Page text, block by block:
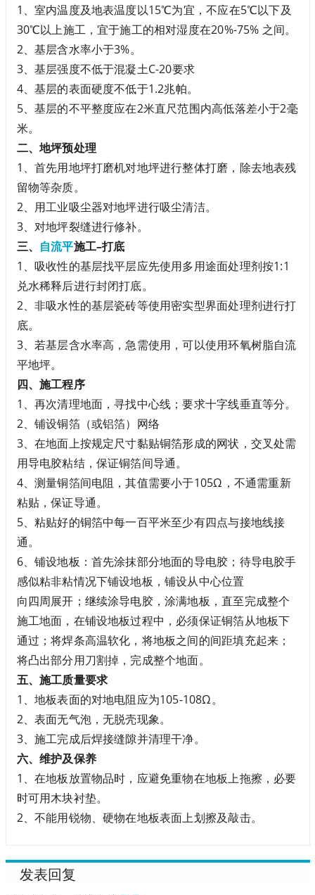
1、室内温度及地表温度以15℃为宜，不应在5℃以下及
30℃以上施工，宜于施工的相对湿度在20%-75% 之间。
2、基层含水率小于3%。
3、基层强度不低于混凝土C-20要求
4、基层的表面硬度不低于1.2兆帕。
5、基层的不平整度应在2米直尺范围内高低落差小于2毫
米。
二、地坪预处理
1、首先用地坪打磨机对地坪进行整体打磨，除去地表残
留物等杂质。
2、用工业吸尘器对地坪进行吸尘清洁。
3、对地坪裂缝进行修补。
三、 自流平施工–打底
1、吸收性的基层找平层应先使用多用途面处理剂按1:1
兑水稀释后进行封闭打底。
2、非吸水性的基层瓷砖等使用密实型界面处理剂进行打
底。
3、若基层含水率高，急需使用，可以使用环氧树脂自流
平地坪。
四、施工程序
1、再次清理地面，寻找中心线；要求十字线垂直等分。
2、铺设铜箔（或铝箔）网络
3、在地面上按规定尺寸黏贴铜箔形成的网状，交叉处需
用导电胶粘结，保证铜箔间导通。
4、测量铜箔间电阻，其值需要小于105Ω，不通需重新
粘贴，保证导通。
5、粘贴好的铜箔中每一百平米至少有四点与接地线接
通。
6、铺设地板：首先涂抹部分地面的导电胶；待导电胶手
感似粘非粘情况下铺设地板，铺设从中心位置
向四周展开；继续涂导电胶，涂满地板，直至完成整个
施工地面，在铺设地板过程中，必须保证铜箔从地板下
通过；将焊条高温软化，将地板之间的间距填充起来；
将凸出部分用刀割掉，完成整个地面。
五、施工质量要求
1、地板表面的对地电阻应为105-108Ω。
2、表面无气泡，无脱壳现象。
3、施工完成后焊接缝隙并清理干净。
六、维护及保养
1、在地板放置物品时，应避免重物在地板上拖擦，必要
时可用木块衬垫。
2、不能用锐物、硬物在地板表面上划擦及敲击。
发表回复